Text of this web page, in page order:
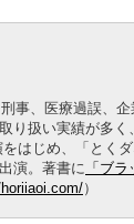
事、医療過誤、
扱い実績が多く
はじめ、「とく
演。著書に 「ブ
）